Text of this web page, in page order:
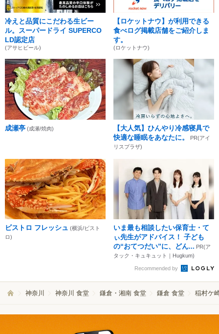
冷えと品質にこだわる生ビー
ル。スーパードライ SUPERCO
LD認定店
(アサヒビール)
【ロケットナウ】が利用できる
食べログ掲載店舗をご紹介しま
す。
(ロケットナウ)
成瀬亭 (成瀬/焼肉)
【大人気】ひんやり冷感寝具で
快適な睡眠をあなたに。
PR(アイ
リスプラザ)
ビストロ フレッシュ (横浜/ビスト
ロ)
いま最も相談したい保育士・て
ぃ先生がアドバイス！ 子ども
の“おてつだい”に、どん... PR(ア
タック・キュキュット｜Hugkum)
Recommended by
神奈川 神奈川 食堂 鎌倉・湘南 食堂 鎌倉 食堂 稲村ケ